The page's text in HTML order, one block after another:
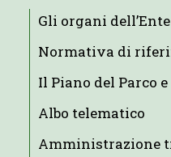
Gli organi dell’Ente
Normativa di
Il Piano del Parco
Albo telematico
Amministrazione